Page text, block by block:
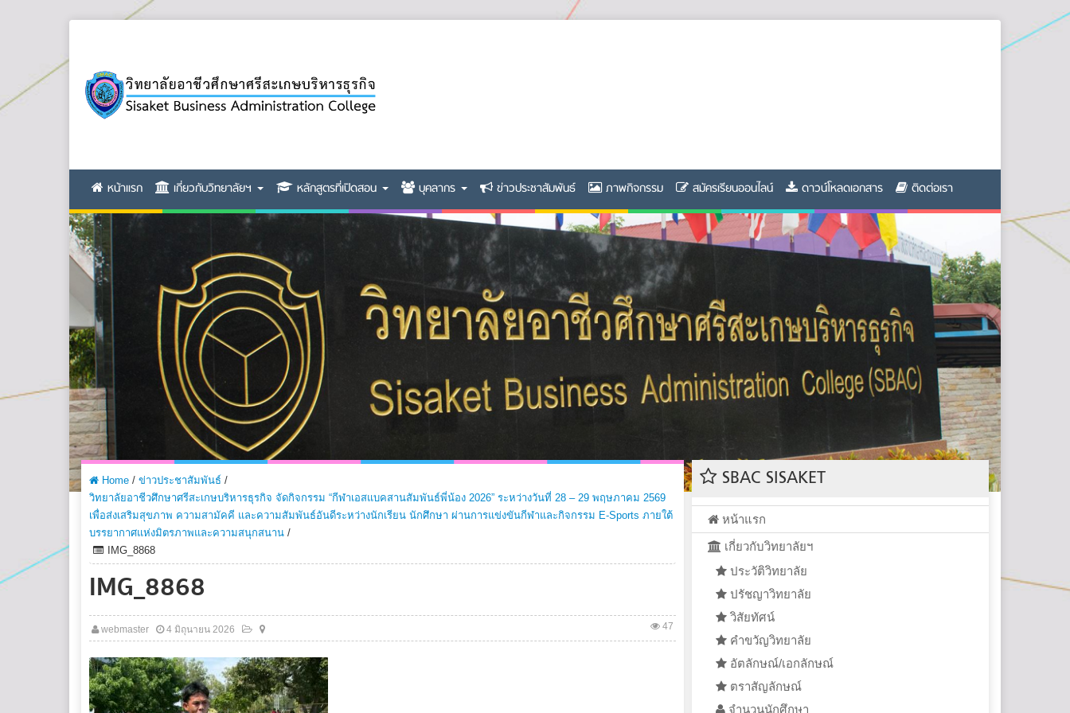
หน้าแรก เกี่ยวกับวิทยาลัยฯ หลักสูตรที่เปิดสอน บุคลากร ข่าวประชาสัมพันธ์ ภาพกิจกรรม สมัครเรียนออนไลน์ ดาวน์โหลดเอกสาร ติดต่อเรา
Home / ข่าวประชาสัมพันธ์ /
วิทยาลัยอาชีวศึกษาศรีสะเกษบริหารธุรกิจ จัดกิจกรรม “กีฬาเอสแบคสานสัมพันธ์พี่น้อง 2026” ระหว่างวันที่ 28 – 29 พฤษภาคม 2569
เพื่อส่งเสริมสุขภาพ ความสามัคคี และความสัมพันธ์อันดีระหว่างนักเรียน นักศึกษา ผ่านการแข่งขันกีฬาและกิจกรรม E-Sports ภายใต้
บรรยากาศแห่งมิตรภาพและความสนุกสนาน /
IMG_8868
IMG_8868
webmaster 4 มิถุนายน 2026 47
SBAC SISAKET
หน้าแรก
เกี่ยวกับวิทยาลัยฯ
ประวัติวิทยาลัย
ปรัชญาวิทยาลัย
วิสัยทัศน์
คำขวัญวิทยาลัย
อัตลักษณ์/เอกลักษณ์
ตราสัญลักษณ์
จำนวนนักศึกษา